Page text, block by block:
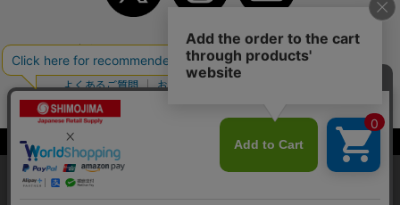
当サイトはクッキー（Cookie）を使用しています。Cookieの使用に同意いた
だける場合は「OK」をクリックしてください。
TOP 初めてご利用のお客様へ ご利用案内
ご利用規約
個人情報保護方針
特定商取引法
よくあるご質問
お問い合わせ
サイトマップ
Copyright© 2018 SHIMOJIMA Co.,Ltd. All Rights Reserved.